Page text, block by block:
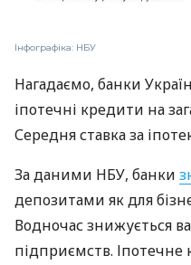
Інфографіка: НБУ
Нагадаємо, банки
іпотечні кредити на
Середня ставка за
За даними НБУ, банки
депозитами як для
Водночас знижується
підприємств. Іпотечне